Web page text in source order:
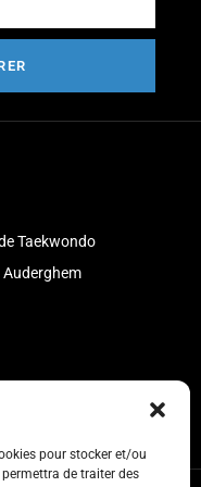
pour stocker et/ou
de traiter des
Taekwondo
Auderghem